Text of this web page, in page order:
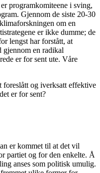
programkomiteene i sving,
Gjennom de siste 20-30
om en
er ikke dumme; de
lengst har forstått, at
gjennom en radikal
er for sent ute. Våre
og iverksatt effektive
er for sent?
er kommet til at det vil
partiet og for den enkelte. Å
anses som politisk umulig.